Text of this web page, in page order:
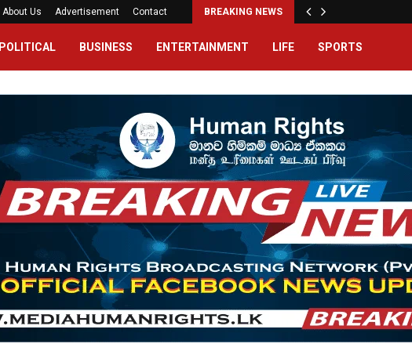
About Us Advertisement Contact BREAKING NEWS
POLITICAL BUSINESS ENTERTAINMENT LIFE SPORTS